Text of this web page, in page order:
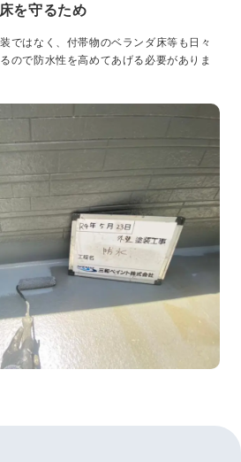
を守るため
ではなく、付帯物のベランダ床等も日々
ので防水性を高めてあげる必要がありま